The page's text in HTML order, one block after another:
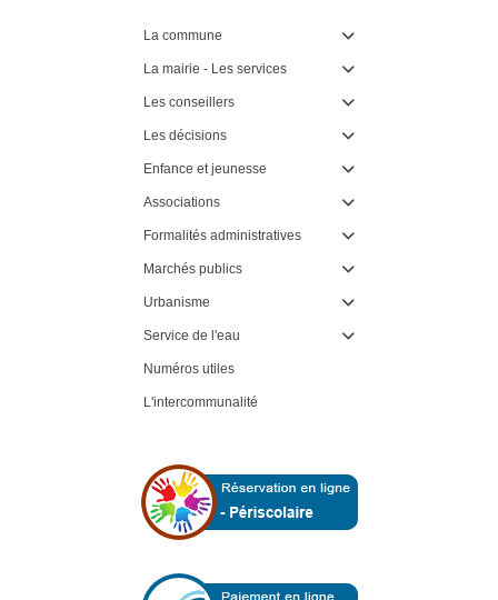
La commune 
La mairie - Les services 
Les conseillers 
Les décisions 
Enfance et jeunesse 
Associations 
Formalités administratives 
Marchés publics 
Urbanisme 
Service de l'eau 
Numéros utiles
L'intercommunalité